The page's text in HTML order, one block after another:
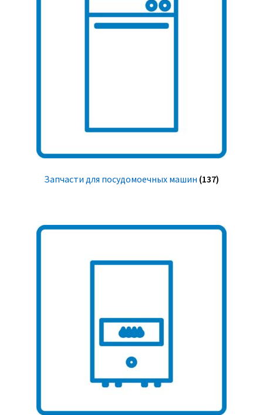
Запчасти для посудомоечных машин (137)